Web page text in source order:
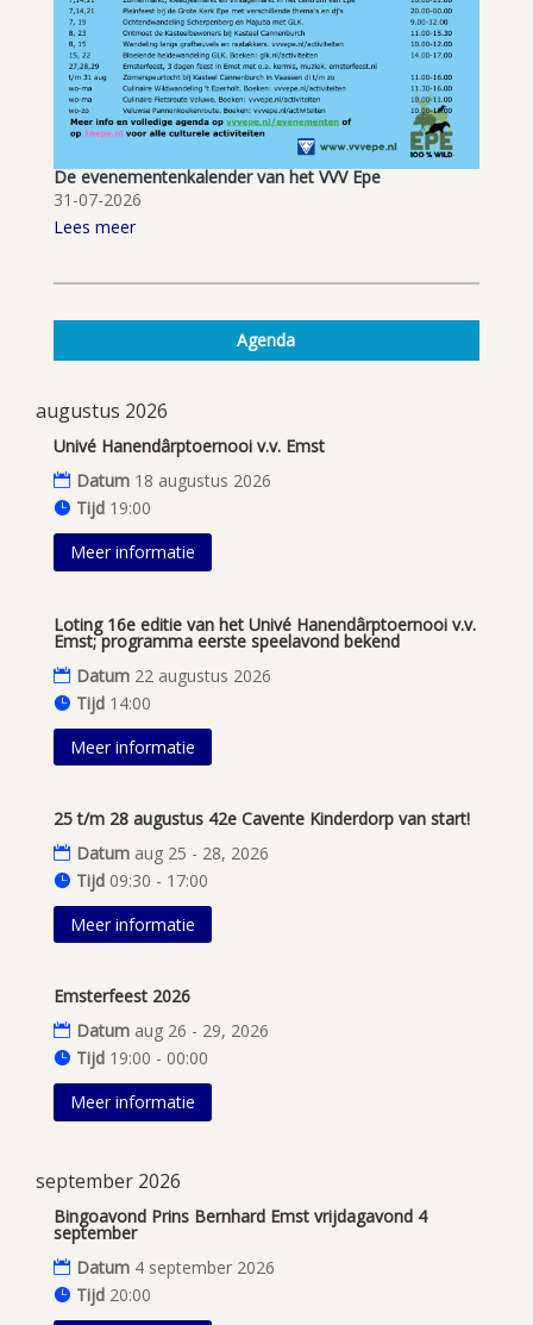
De evenementenkalender van het VVV Epe
31-07-2026
Lees meer
Agenda
augustus 2026
Univé Hanendârptoernooi v.v. Emst
Datum 18 augustus 2026
Tijd 19:00
Meer informatie
Loting 16e editie van het Univé Hanendârptoernooi v.v.
Emst; programma eerste speelavond bekend
Datum 22 augustus 2026
Tijd 14:00
Meer informatie
25 t/m 28 augustus 42e Cavente Kinderdorp van start!
Datum aug 25 - 28, 2026
Tijd 09:30 - 17:00
Meer informatie
Emsterfeest 2026
Datum aug 26 - 29, 2026
Tijd 19:00 - 00:00
Meer informatie
september 2026
Bingoavond Prins Bernhard Emst vrijdagavond 4
september
Datum 4 september 2026
Tijd 20:00